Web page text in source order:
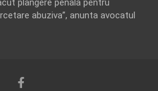
abuziva”, anunta avocatul